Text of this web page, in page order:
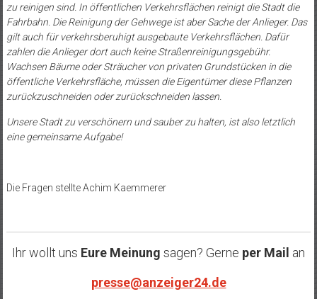
zu reinigen sind. In öffentlichen Verkehrsflächen reinigt die Stadt die
Fahrbahn. Die Reinigung der Gehwege ist aber Sache der Anlieger. Das
gilt auch für verkehrsberuhigt ausgebaute Verkehrsflächen. Dafür
zahlen die Anlieger dort auch keine Straßenreinigungsgebühr.
Wachsen Bäume oder Sträucher von privaten Grundstücken in die
öffentliche Verkehrsfläche, müssen die Eigentümer diese Pflanzen
zurückzuschneiden oder zurückschneiden lassen.
Unsere Stadt zu verschönern und sauber zu halten, ist also letztlich
eine gemeinsame Aufgabe!
Die Fragen stellte Achim Kaemmerer
Ihr wollt uns Eure Meinung sagen? Gerne per Mail an
presse@anzeiger24.de